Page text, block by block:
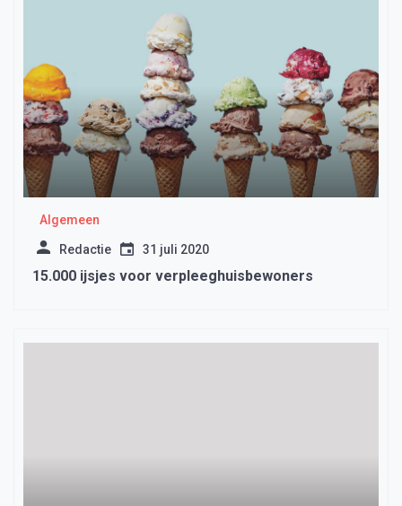
Algemeen
Redactie 31 juli 2020
15.000 ijsjes voor verpleeghuisbewoners